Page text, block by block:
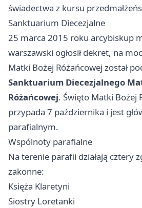
świadectwa z kursu
Sanktuarium Diecezjalne
25 marca 2015 roku arcybiskup
warszawski ogłosił dekret, na
Matki Bożej Różańcowej został
Sanktuarium Diecezjalnego
Różańcowej. Święto Matki Bożej
przypada 7 października i jest
parafialnym.
Wspólnoty parafialne
Na terenie parafii działają cztery
zakonne:
Księża Klaretyni
Siostry Loretanki